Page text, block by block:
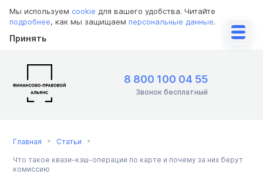
Мы используем cookie для вашего удобства. Читайте
подробнее, как мы защищаем персональные данные.
Принять
8 800 100 04 55
Звонок бесплатный
Главная Статьи
Что такое квази-кэш-операции по карте и почему за них берут
комиссию